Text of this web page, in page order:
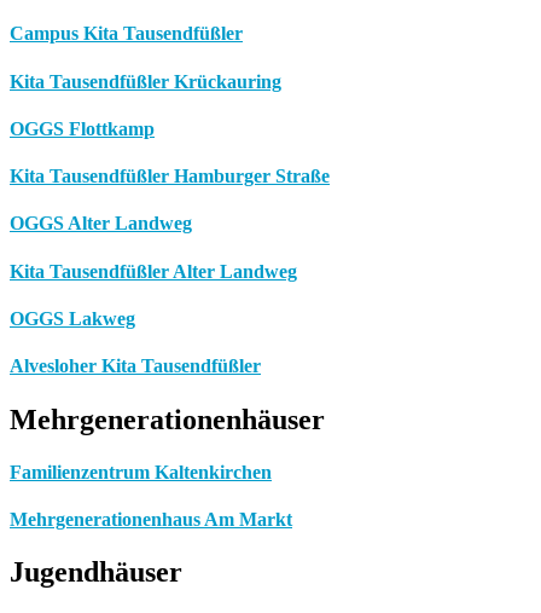
Campus Kita Tausendfüßler
Kita Tausendfüßler Krückauring
OGGS Flottkamp
Kita Tausendfüßler Hamburger Straße
OGGS Alter Landweg
Kita Tausendfüßler Alter Landweg
OGGS Lakweg
Alvesloher Kita Tausendfüßler
Mehrgenerationenhäuser
Familienzentrum Kaltenkirchen
Mehrgenerationenhaus Am Markt
Jugendhäuser